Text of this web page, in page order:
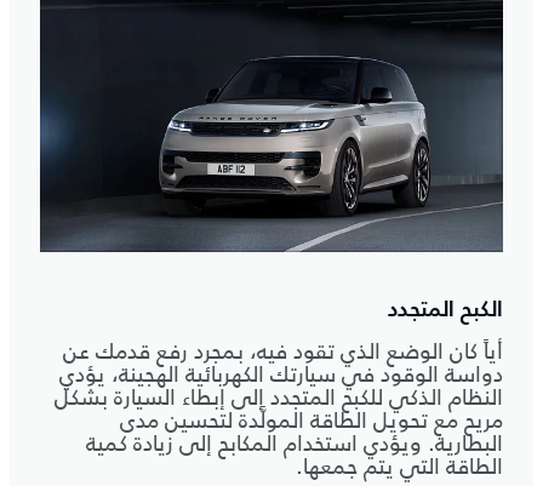
الكبح المتجدد
أياً كان الوضع الذي تقود فيه، بمجرد رفع قدمك عن
دواسة الوقود في سيارتك الكهربائية الهجينة، يؤدي
النظام الذكي للكبح المتجدد إلى إبطاء السيارة بشكل
مريح مع تحويل الطاقة المولَّدة لتحسين مدى
البطارية. ويؤدي استخدام المكابح إلى زيادة كمية
الطاقة التي يتم جمعها.